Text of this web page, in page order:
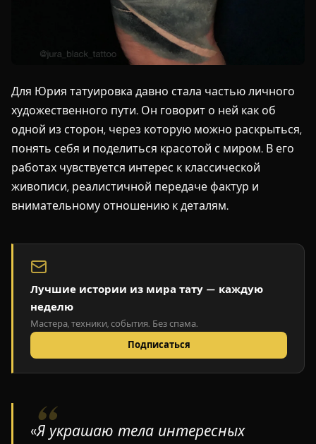
Для Юрия татуировка давно стала частью личного
художественного пути. Он говорит о ней как об
одной из сторон, через которую можно раскрыться,
понять себя и поделиться красотой с миром. В его
работах чувствуется интерес к классической
живописи, реалистичной передаче фактур и
внимательному отношению к деталям.
Лучшие истории из мира тату — каждую
неделю
Мастера, техники, события. Без спама.
Подписаться
«Я украшаю тела интересных